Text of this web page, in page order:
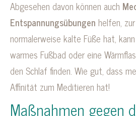
Abgesehen davon können auch
Entspannungsübungen helfen,
normalerweise kalte Füße hat,
warmes Fußbad oder eine
den Schlaf finden. Wie gut, dass
Affinität zum Meditieren hat!
Maßnahmen gegen